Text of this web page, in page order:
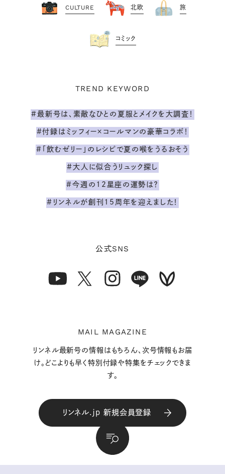
CULTURE 北欧 旅
コミック
TREND KEYWORD
#最新号は、素敵なひとの夏服とメイクを大調査！
#付録はミッフィー×コールマンの豪華コラボ！
#「飲むゼリー」のレシピで夏の喉をうるおそう
#大人に似合うリュック探し
#今週の12星座の運勢は？
#リンネルが創刊15周年を迎えました！
公式SNS
MAIL MAGAZINE
リンネル最新号の情報はもちろん、次号情報もお届
け。どこよりも早く特別付録や特集をチェックできま
す。
リンネル.jp 新規会員登録